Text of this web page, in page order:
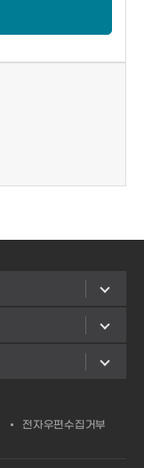
전자우편수집거부